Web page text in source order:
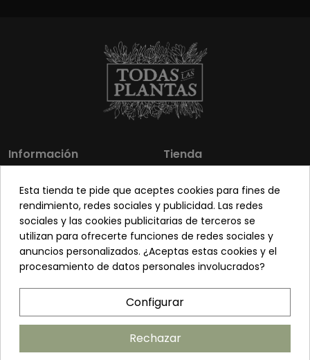
Información
Los más vendidos
Sobre nosotros
Pon tu planta guapa
Preguntas frecuentes
Tienda
Mi cuenta
Contacto
Envíos y Devoluciones
Venta a profesionales
Términos y condiciones
Política de cookies
Esta tienda te pide que aceptes cookies para fines de
rendimiento, redes sociales y publicidad. Las redes
sociales y las cookies publicitarias de terceros se
utilizan para ofrecerte funciones de redes sociales y
anuncios personalizados. ¿Aceptas estas cookies y el
procesamiento de datos personales involucrados?
Configurar
Rechazar